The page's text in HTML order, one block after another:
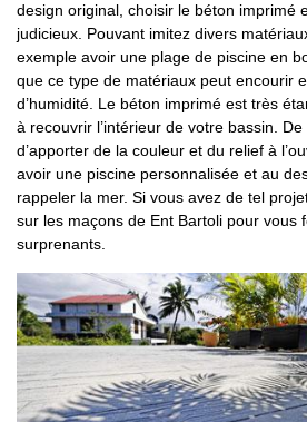
design original, choisir le béton imprimé
judicieux. Pouvant imitez divers
exemple avoir une plage de piscine en
que ce type de matériaux peut encourir
d’humidité. Le béton imprimé est très
à recouvrir l’intérieur de votre bassin.
d’apporter de la couleur et du relief à
avoir une piscine personnalisée et au
rappeler la mer. Si vous avez de tel
sur les maçons de Ent Bartoli pour vous
surprenants.